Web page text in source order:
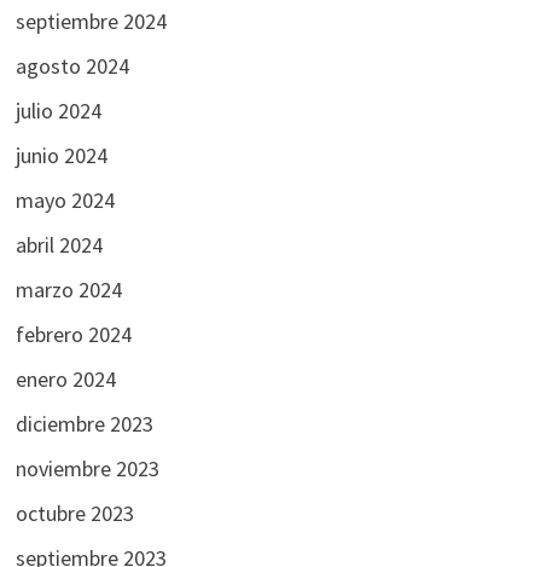
septiembre 2024
agosto 2024
julio 2024
junio 2024
mayo 2024
abril 2024
marzo 2024
febrero 2024
enero 2024
diciembre 2023
noviembre 2023
octubre 2023
septiembre 2023